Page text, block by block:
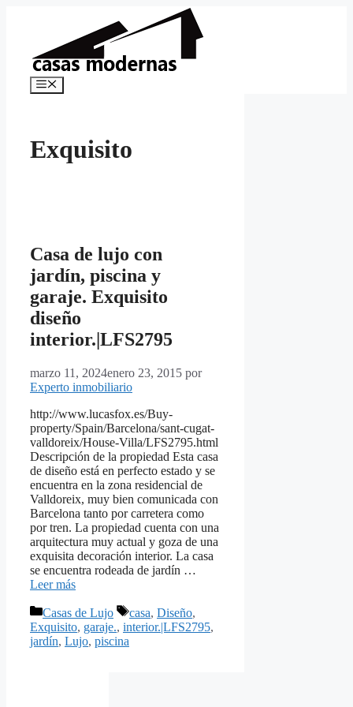
Menú
Exquisito
Casa de lujo con
jardín, piscina y
garaje. Exquisito
diseño
interior.|LFS2795
marzo 11, 2024enero 23, 2015 por
Experto inmobiliario
http://www.lucasfox.es/Buy-
property/Spain/Barcelona/sant-cugat-
valldoreix/House-Villa/LFS2795.html
Descripción de la propiedad Esta casa
de diseño está en perfecto estado y se
encuentra en la zona residencial de
Valldoreix, muy bien comunicada con
Barcelona tanto por carretera como
por tren. La propiedad cuenta con una
arquitectura muy actual y goza de una
exquisita decoración interior. La casa
se encuentra rodeada de jardín …
Leer más
Categorías
Casas de Lujo Etiquetas
casa, Diseño,
Exquisito, garaje., interior.|LFS2795,
jardín, Lujo, piscina